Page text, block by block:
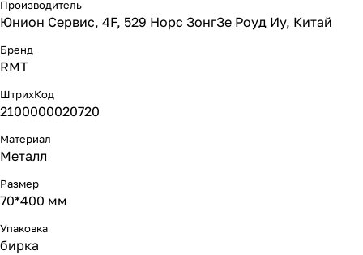
Производитель
Юнион Сервис, 4F, 529 Норс ЗонгЗе Роуд Иу, Китай
Бренд
RMT
ШтрихКод
2100000020720
Материал
Металл
Размер
70*400 мм
Упаковка
бирка